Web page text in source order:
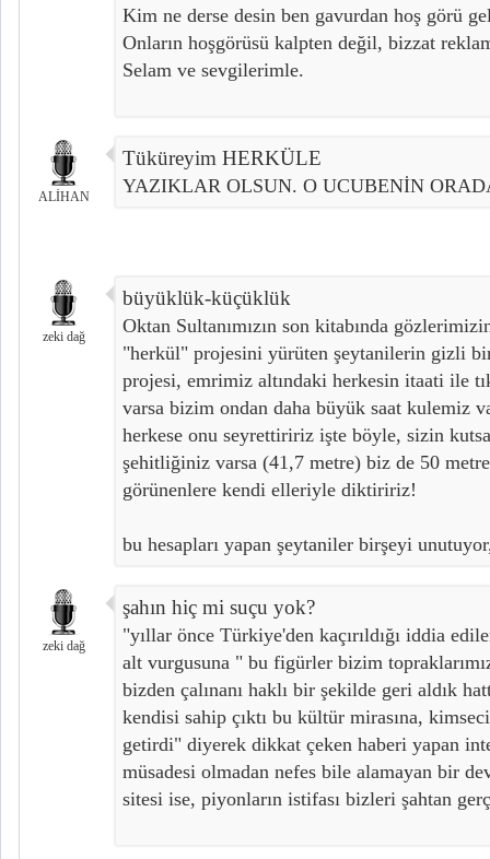
Kim ne derse desin ben gavurdan hoş görü
Onların hoşgörüsü kalpten değil, bizzat
Selam ve sevgilerimle.
ALİHAN
Tüküreyim HERKÜLE
YAZIKLAR OLSUN. O UCUBENİN
zeki dağ
büyüklük-küçüklük
Oktan Sultanımızın son kitabında
"herkül" projesini yürüten şeytanilerin gizli
projesi, emrimiz altındaki herkesin itaati ile
varsa bizim ondan daha büyük saat kulemiz
herkese onu seyrettiririz işte böyle, sizin
şehitliğiniz varsa (41,7 metre) biz de 50
görünenlere kendi elleriyle diktiririz!
bu hesapları yapan şeytaniler birşeyi
zeki dağ
şahın hiç mi suçu yok?
"yıllar önce Türkiye'den kaçırıldığı iddia
alt vurgusuna " bu figürler bizim
bizden çalınanı haklı bir şekilde geri aldık
kendisi sahip çıktı bu kültür mirasına,
getirdi" diyerek dikkat çeken haberi yapan
müsadesi olmadan nefes bile alamayan bir
sitesi ise, piyonların istifası bizleri şahtan